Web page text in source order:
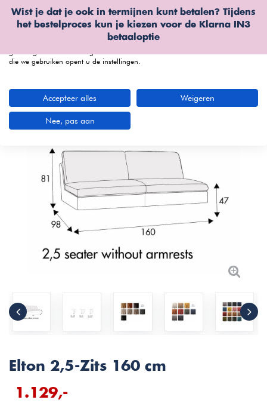
Wist je dat je ook in termijnen kunt betalen? Tijdens
het bestelproces kun je kiezen voor de Klarna IN3
betaaloptie
Bekijk productvideo
Elton 2,5-Zits 160 cm
1.129,-
Wij gebruiken cookies
We kunnen deze plaatsen voor analyse van onze bezoekersgegevens, om
onze website te verbeteren, gepersonaliseerde inhoud te tonen en om u een
die we gebruiken opent u de instellingen.
Accepteer alles Weigeren
Nee, pas aan